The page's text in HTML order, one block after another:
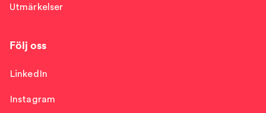
Utmärkelser
Följ oss
LinkedIn
Instagram